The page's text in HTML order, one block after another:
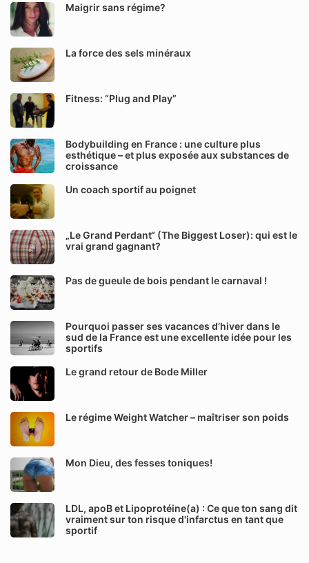
Maigrir sans régime?
La force des sels minéraux
Fitness: “Plug and Play”
Bodybuilding en France : une culture plus
esthétique – et plus exposée aux substances de
croissance
Un coach sportif au poignet
„Le Grand Perdant“ (The Biggest Loser): qui est le
vrai grand gagnant?
Pas de gueule de bois pendant le carnaval !
Pourquoi passer ses vacances d’hiver dans le
sud de la France est une excellente idée pour les
sportifs
Le grand retour de Bode Miller
Le régime Weight Watcher – maîtriser son poids
Mon Dieu, des fesses toniques!
LDL, apoB et Lipoprotéine(a) : Ce que ton sang dit
vraiment sur ton risque d'infarctus en tant que
sportif